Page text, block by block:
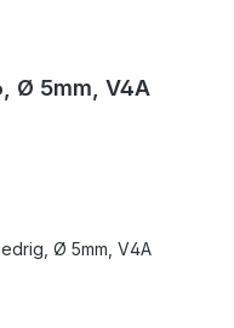
Ø 5mm, V4A
Ø 5mm, V4A